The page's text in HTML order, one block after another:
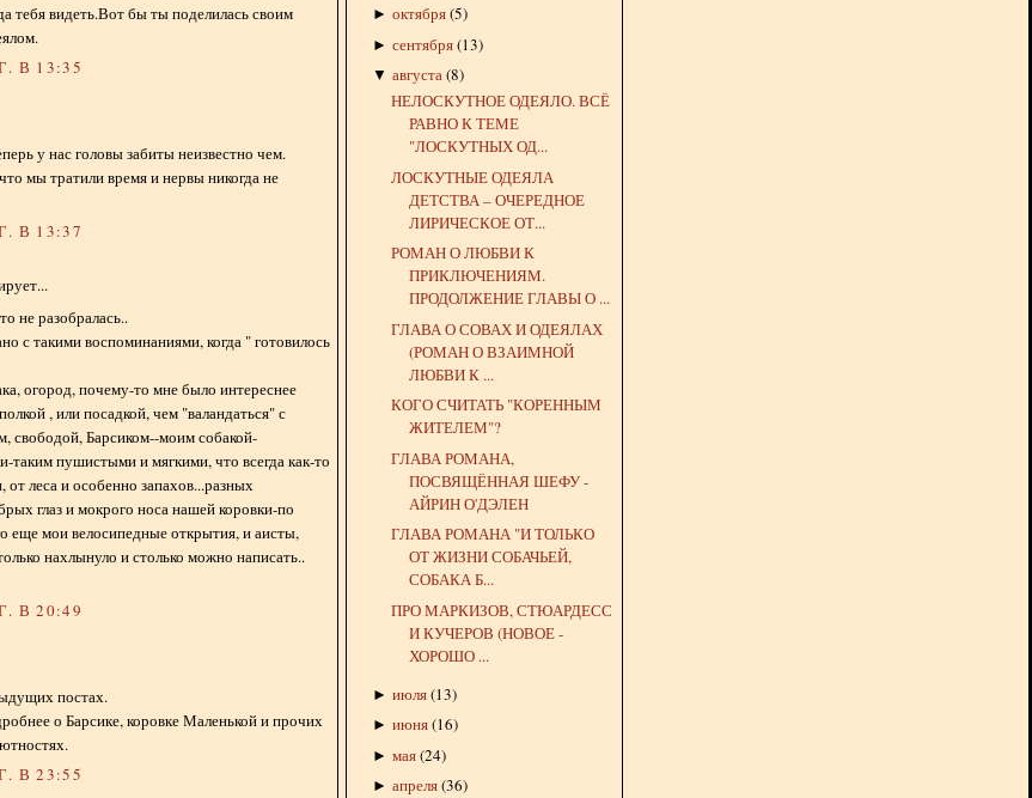
тебя видеть.Вот бы ты поделилась своим
В 13:35
у нас головы забиты неизвестно чем.
мы тратили время и нервы никогда не
В 13:37
не разобралась..
с такими воспоминаниями, когда " готовилось
огород, почему-то мне было интереснее
, или посадкой, чем "валандаться" с
свободой, Барсиком--моим собакой-
таким пушистыми и мягкими, что всегда как-то
леса и особенно запахов...разных
глаз и мокрого носа нашей коровки-по
еще мои велосипедные открытия, и аисты,
нахлынуло и столько можно написать..
В 20:49
постах.
о Барсике, коровке Маленькой и прочих
В 23:55
► октября(5)
► сентября(13)
▼ августа(8)
НЕЛОСКУТНОЕ ОДЕЯЛО. ВСЁ
РАВНО К ТЕМЕ
"ЛОСКУТНЫХ ОД...
ЛОСКУТНЫЕ ОДЕЯЛА
ДЕТСТВА – ОЧЕРЕДНОЕ
ЛИРИЧЕСКОЕ ОТ...
РОМАН О ЛЮБВИ К
ПРИКЛЮЧЕНИЯМ.
ПРОДОЛЖЕНИЕ ГЛАВЫ О ...
ГЛАВА О СОВАХ И ОДЕЯЛАХ
(РОМАН О ВЗАИМНОЙ
ЛЮБВИ К ...
КОГО СЧИТАТЬ "КОРЕННЫМ
ЖИТЕЛЕМ"?
ГЛАВА РОМАНА,
ПОСВЯЩЁННАЯ ШЕФУ -
АЙРИН О'ДЭЛЕН
ГЛАВА РОМАНА "И ТОЛЬКО
ОТ ЖИЗНИ СОБАЧЬЕЙ,
СОБАКА Б...
ПРО МАРКИЗОВ, СТЮАРДЕСС
И КУЧЕРОВ (НОВОЕ -
ХОРОШО ...
► июля(13)
► июня(16)
► мая(24)
► апреля(36)